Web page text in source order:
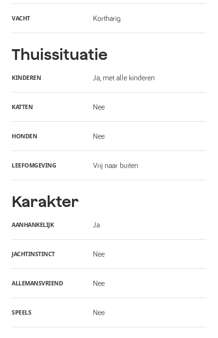
VACHT Kortharig
Thuissituatie
KINDEREN Ja, met alle kinderen
KATTEN Nee
HONDEN Nee
LEEFOMGEVING Vrij naar buiten
Karakter
AANHANKELIJK Ja
JACHTINSTINCT Nee
ALLEMANSVRIEND Nee
SPEELS Nee